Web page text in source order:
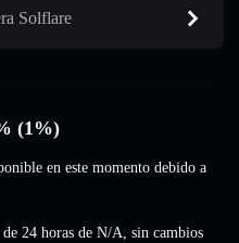
Solflare
(1%)
en este momento debido a
24 horas de N/A, sin cambios